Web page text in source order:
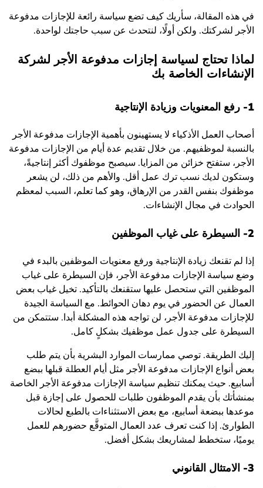
في هذه المقالة، سأريك كيف تضع سياسة رائعة للإجازات مدفوعة
الأجر لشركتك. ولكن أولًا، لنتحدث عن سبب حاجتك لواحدة.
لماذا تحتاج لسياسة إجازات مدفوعة الأجر لشركة
الإنشاءات الخاصة بك
1- رفع المعنويات وزيادة الإنتاجية
أصحاب العمل الأذكياء لا يستهينون بأهمية الإجازات مدفوعة الأجر
بالنسبة لموظفيهم. من خلال تقديم عدة أيام من الإجازات مدفوعة
الأجر، ستفتح خزائن من المزايا. سيصبح موظفوك أكثر إنتاجيةً،
وستكون لديك نسب ترك عمل أقل. والأهم من ذلك، لن يشعر
موظفوك بنفس القدر من الإرهاق، وهو كما تعلم، السبب لمعظم
الحوادث في مجال الإنشاءات.
2- السيطرة على غياب الموظفين
إذا لم تقنعك زيادة الإنتاجية ورفع معنويات الموظفين بالبدء في
وضع سياسة الإجازات مدفوعة الأجر، فإن السيطرة على غياب
الموظفين التي ستحصل عليها ستقنعك بالتأكيد. تخيل غياب بعض
العمال عن الحضور في يوم دهان الحوائط. مع السياسة الجيدة
للإجازات مدفوعة الأجر، لن تواجه هذه المشكلة أبدا. ستتمكن من
السيطرة على جدول عمل موظفيك بشكلٍ كامل.
إليك الطريقة. توصي ممارسات الموارد البشرية بأن يتم طلب
بعض أنواع الإجازات مدفوعة الأجر مثل أيام العطلة قبلها ببضع
أسابيع. حيث يمكنك تنظيم سياسة الإجازات مدفوعة الأجر الخاصة
بمنشأتك بأن يقدم الموظفون طلبات للحصول على إجازة قبل
موعدها ببضعة أسابيع، مع بعض الاستثناءات بالطبع لحالات
الطوارئ. إذا كنت تعرف عدد العمال المتوقَّع حضورهم للعمل
يوميًا، ستخطط لمشاريعك بشكل أفضل.
3- الامتثال القانوني